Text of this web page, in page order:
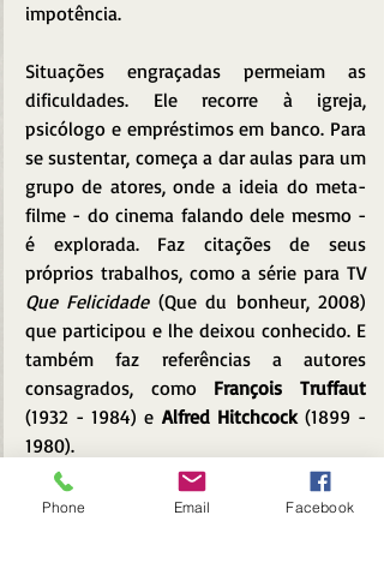
impotência.
Situações engraçadas permeiam as
dificuldades. Ele recorre à igreja,
psicólogo e empréstimos em banco. Para
se sustentar, começa a dar aulas para um
grupo de atores, onde a ideia do meta-
filme - do cinema falando dele mesmo -
é explorada. Faz citações de seus
próprios trabalhos, como a série para TV
Que Felicidade (Que du bonheur, 2008)
que participou e lhe deixou conhecido. E
também faz referências a autores
consagrados, como François Truffaut
(1932 - 1984) e Alfred Hitchcock (1899 -
1980).
Phone Email Facebook